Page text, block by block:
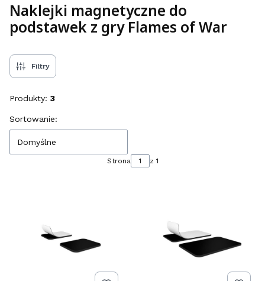
Naklejki magnetyczne do
podstawek z gry Flames of War
Filtry
Produkty: 3
Lista produktów
Sortowanie:
Domyślne
Strona z 1